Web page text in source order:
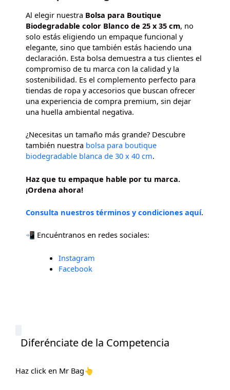
Al elegir nuestra Bolsa para Boutique
Biodegradable color Blanco de 25 x 35 cm, no
solo estás eligiendo un empaque funcional y
elegante, sino que también estás haciendo una
declaración. Esta bolsa demuestra a tus clientes el
compromiso de tu marca con la calidad y la
sostenibilidad. Es el complemento perfecto para
tiendas de ropa y accesorios que buscan ofrecer
una experiencia de compra premium, sin dejar
una huella ambiental negativa.
¿Necesitas un tamaño más grande? Descubre
también nuestra bolsa para boutique
biodegradable blanca de 30 x 40 cm.
Haz que tu empaque hable por tu marca.
¡Ordena ahora!
Consulta nuestros términos y condiciones aquí.
📲 Encuéntranos en redes sociales:
Instagram
Facebook
Diferénciate de la Competencia
Haz click en Mr Bag👆